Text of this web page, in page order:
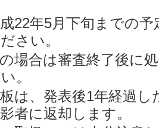
22年5月下旬までの
さい。
場合は審査終了後に
。
は、発表後1年経過し
者に返却します。